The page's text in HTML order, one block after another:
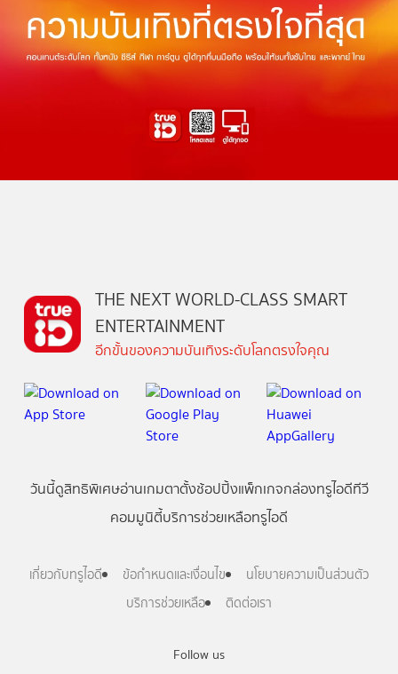
Follow us
THE NEXT WORLD-CLASS SMART
ENTERTAINMENT
อีกขั้นของความบันเทิงระดับโลกตรงใจคุณ
วันนี้ดูสิทธิพิเศษอ่านเกมตาตั้งช้อปปิ้งแพ็กเกจกล่องทรูไอดีทีวี
คอมมูนิตี้บริการช่วยเหลือทรูไอดี
เกี่ยวกับทรูไอดี ข้อกำหนดและเงื่อนไข
นโยบายความเป็นส่วนตัว
บริการช่วยเหลือ
ติดต่อเรา